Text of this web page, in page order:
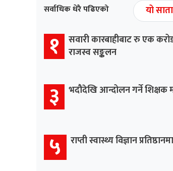
सर्वाधिक धेरै पढिएको यो साता
१
सवारी कारबाहीबाट रु एक
राजस्व सङ्कलन
३ भदौदेखि आन्दोलन गर्ने शिक्षक
५ राप्ती स्वास्थ्य विज्ञान